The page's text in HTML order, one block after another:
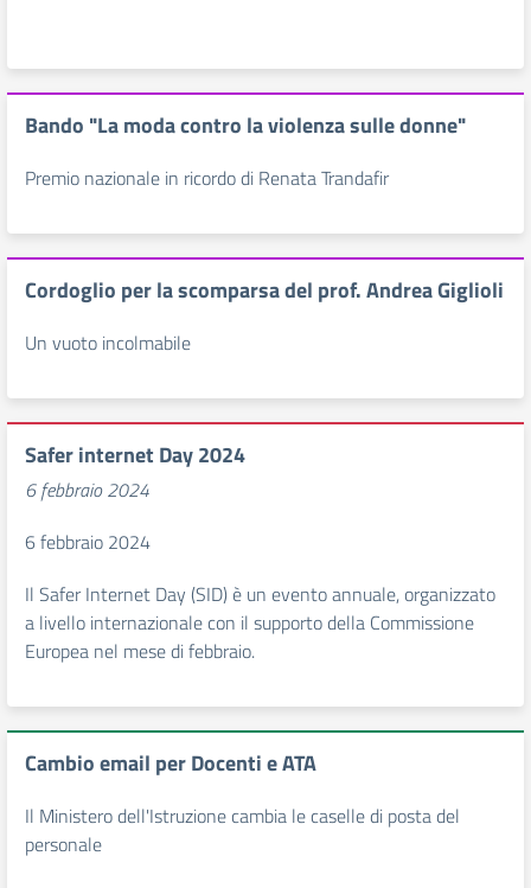
Bando "La moda contro la violenza sulle donne"
Premio nazionale in ricordo di Renata Trandafir
Cordoglio per la scomparsa del prof. Andrea Giglioli
Un vuoto incolmabile
Safer internet Day 2024
6 febbraio 2024
6 febbraio 2024
Il Safer Internet Day (SID) è un evento annuale, organizzato
a livello internazionale con il supporto della Commissione
Europea nel mese di febbraio.
Cambio email per Docenti e ATA
Il Ministero dell'Istruzione cambia le caselle di posta del
personale